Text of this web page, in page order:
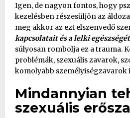
Igen, de nagyon fontos, hogy
kezelésben részesüljön az
meg akkor az ezt elszenvedő
kapcsolatait és a lelki
súlyosan rombolja ez a trauma.
problémák, szexuális zavarok,
komolyabb személyiségzavarok
Mindannyian
szexuális